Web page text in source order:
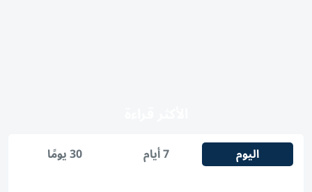
اليوم 7 أيام 30 يومًا